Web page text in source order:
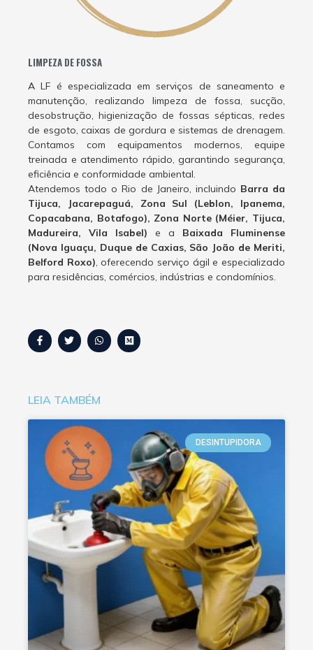
LIMPEZA DE FOSSA
A LF é especializada em serviços de saneamento e
manutenção, realizando limpeza de fossa, sucção,
desobstrução, higienização de fossas sépticas, redes
de esgoto, caixas de gordura e sistemas de drenagem.
Contamos com equipamentos modernos, equipe
treinada e atendimento rápido, garantindo segurança,
eficiência e conformidade ambiental.
Atendemos todo o Rio de Janeiro, incluindo Barra da
Tijuca, Jacarepaguá, Zona Sul (Leblon, Ipanema,
Copacabana, Botafogo), Zona Norte (Méier, Tijuca,
Madureira, Vila Isabel) e a Baixada Fluminense
(Nova Iguaçu, Duque de Caxias, São João de Meriti,
Belford Roxo), oferecendo serviço ágil e especializado
para residências, comércios, indústrias e condomínios.
LEIA TAMBÉM
DESINTUPIDORA